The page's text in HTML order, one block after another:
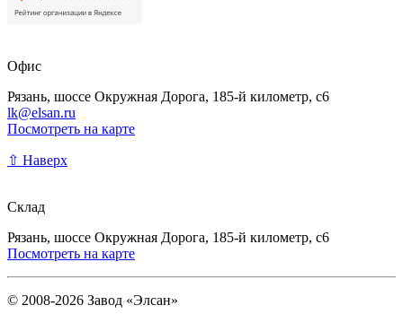
Офис
Рязань, шоссе Окружная Дорога, 185-й километр, с6
lk@elsan.ru
Посмотреть на карте
⇧ Наверх
Склад
Рязань, шоссе Окружная Дорога, 185-й километр, с6
Посмотреть на карте
© 2008-2026 Завод «Элсан»